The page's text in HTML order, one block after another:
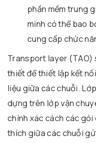
phần mềm trung
minh có thể bao
cung cấp chức
Transport layer (TAO)
thiết để thiết lập kết
liệu giữa các chuỗi.
dựng trên lớp vận
chính xác cách các
thích giữa các chuỗi